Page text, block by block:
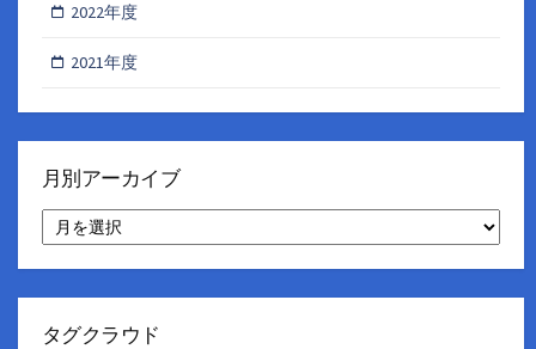
2022年度
2021年度
月別アーカイブ
別
ア
イ
タグクラウド